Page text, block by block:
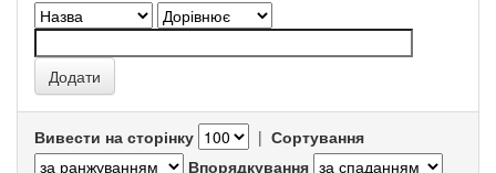
Вивести на сторінку | Сортування
Впорядкування